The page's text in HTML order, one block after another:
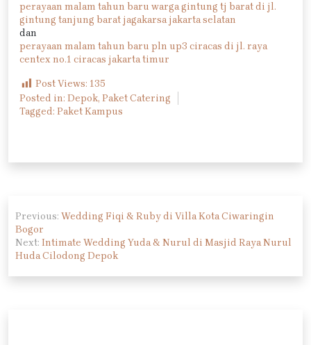
perayaan malam tahun baru warga gintung tj barat di jl.
gintung tanjung barat jagakarsa jakarta selatan
dan
perayaan malam tahun baru pln up3 ciracas di jl. raya
centex no.1 ciracas jakarta timur
Post Views: 135
Posted in: Depok, Paket Catering
Tagged: Paket Kampus
pos
Previous: Wedding Fiqi & Ruby di Villa Kota Ciwaringin
Bogor
Next: Intimate Wedding Yuda & Nurul di Masjid Raya Nurul
Huda Cilodong Depok